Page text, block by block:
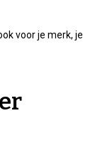
voor je merk, je